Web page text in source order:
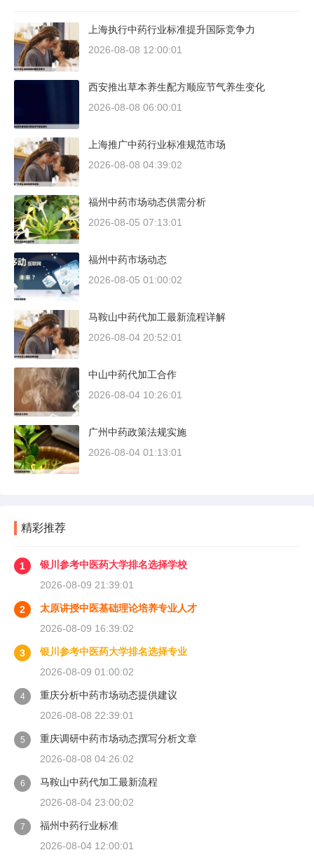
上海执行中药行业标准提升国际竞争力
2026-08-08 12:00:01
西安推出草本养生配方顺应节气养生变化
2026-08-08 06:00:01
上海推广中药行业标准规范市场
2026-08-08 04:39:02
福州中药市场动态供需分析
2026-08-05 07:13:01
福州中药市场动态
2026-08-05 01:00:02
马鞍山中药代加工最新流程详解
2026-08-04 20:52:01
中山中药代加工合作
2026-08-04 10:26:01
广州中药政策法规实施
2026-08-04 01:13:01
精彩推荐
1
银川参考中医药大学排名选择学校
2026-08-09 21:39:01
2
太原讲授中医基础理论培养专业人才
2026-08-09 16:39:02
3
银川参考中医药大学排名选择专业
2026-08-09 01:00:02
4
重庆分析中药市场动态提供建议
2026-08-08 22:39:01
5
重庆调研中药市场动态撰写分析文章
2026-08-08 04:26:02
6
马鞍山中药代加工最新流程
2026-08-04 23:00:02
7
福州中药行业标准
2026-08-04 12:00:01